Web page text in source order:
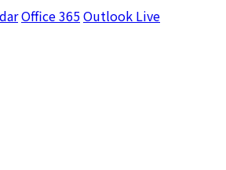
Office 365Outlook Live